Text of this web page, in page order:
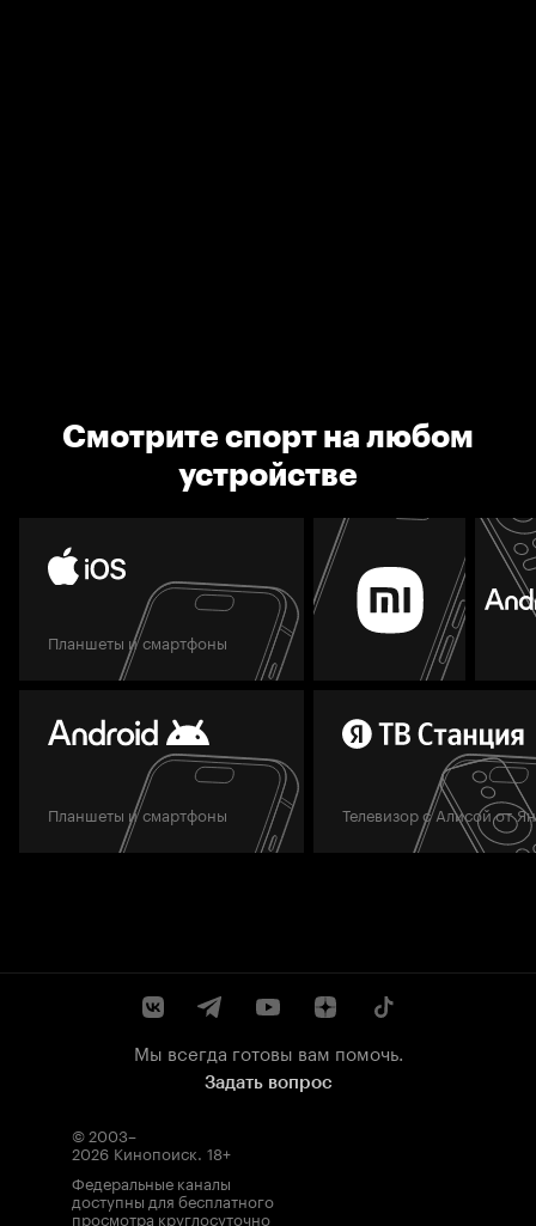
Смотрите спорт на любом
устройстве
Планшеты и смартфоны
Планшеты и смартфоны Телевизор с Алисой от
Мы всегда готовы вам помочь.
Задать вопрос
© 2003–
2026 Кинопоиск. 18+
Федеральные каналы
доступны для бесплатного
просмотра круглосуточно